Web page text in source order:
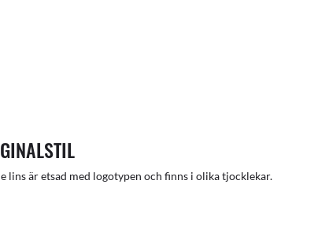
lins är etsad med logotypen och finns i olika tjocklekar.